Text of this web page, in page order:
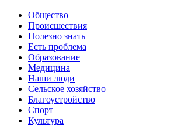
Общество
Происшествия
Полезно знать
Есть проблема
Образование
Медицина
Наши люди
Сельское хозяйство
Благоустройство
Спорт
Культура